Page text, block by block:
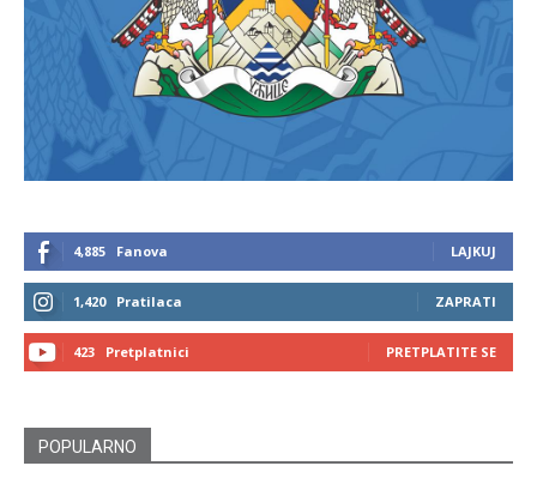
4,885 Fanova LAJKUJ
1,420 Pratilaca ZAPRATI
423 Pretplatnici PRETPLATITE SE
POPULARNO